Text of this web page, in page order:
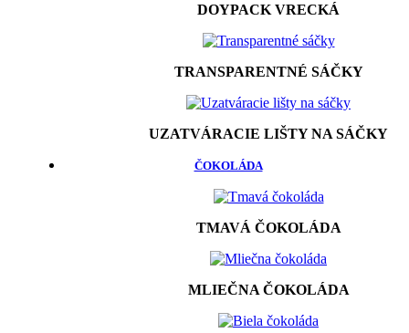
DOYPACK VRECKÁ
TRANSPARENTNÉ SÁČKY
UZATVÁRACIE LIŠTY NA SÁČKY
ČOKOLÁDA
TMAVÁ ČOKOLÁDA
MLIEČNA ČOKOLÁDA